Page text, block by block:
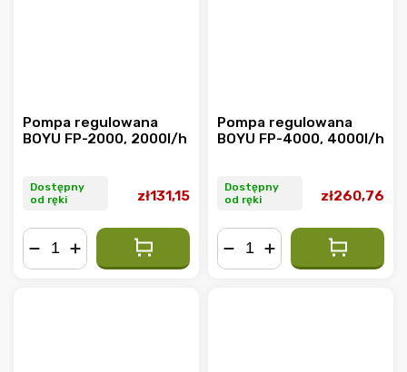
Pompa regulowana
BOYU FP-2000, 2000l/h
Dostępny
od ręki
zł131,15
Pompa regulowana
BOYU FP-4000, 4000l/h
Dostępny
od ręki
zł260,76